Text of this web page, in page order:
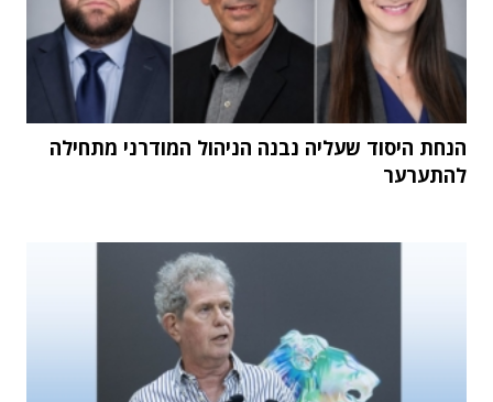
הנחת היסוד שעליה נבנה הניהול המודרני מתחילה
להתערער